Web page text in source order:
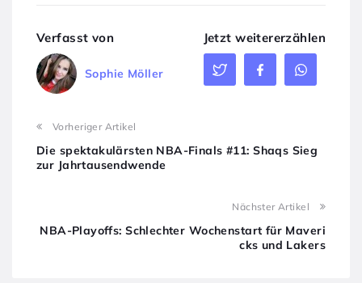
Verfasst von
Sophie Möller
Jetzt weitererzählen
Vorheriger Artikel
Die spektakulärsten NBA-Finals #11: Shaqs Sieg
zur Jahrtausendwende
Nächster Artikel
NBA-Playoffs: Schlechter Wochenstart für Maveri
cks und Lakers